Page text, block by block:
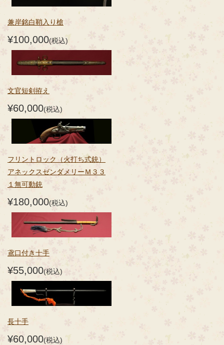
兼岸銘白鞘入り槍
¥100,000(税込)
文官短剣拵え
¥60,000(税込)
フリントロック（火打ち式銃）
アネックスゼンダメリーＭ３３
１無可動銃
¥180,000(税込)
鳶口付き十手
¥55,000(税込)
長十手
¥60,000(税込)